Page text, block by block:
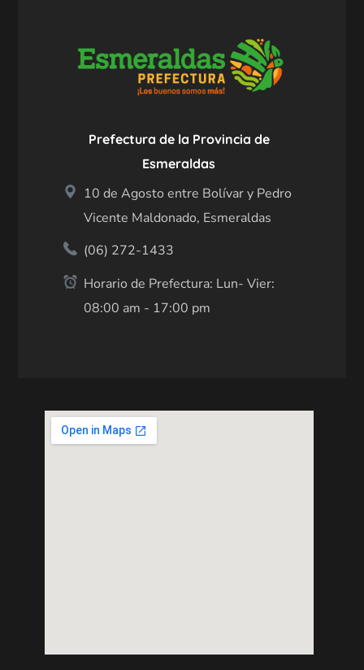
Prefectura de la Provincia de
Esmeraldas
10 de Agosto entre Bolívar y Pedro
Vicente Maldonado, Esmeraldas
(06) 272-1433
Horario de Prefectura: Lun- Vier:
08:00 am - 17:00 pm